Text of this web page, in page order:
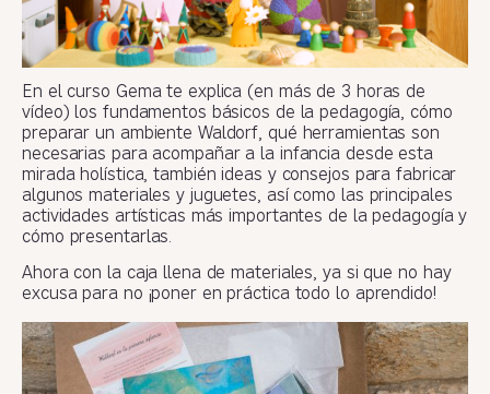
En el curso Gema te explica (en más de 3 horas de
vídeo) los fundamentos básicos de la pedagogía, cómo
preparar un ambiente Waldorf, qué herramientas son
necesarias para acompañar a la infancia desde esta
mirada holística, también ideas y consejos para fabricar
algunos materiales y juguetes, así como las principales
actividades artísticas más importantes de la pedagogía y
cómo presentarlas.
Ahora con la caja llena de materiales, ya si que no hay
excusa para no ¡poner en práctica todo lo aprendido!